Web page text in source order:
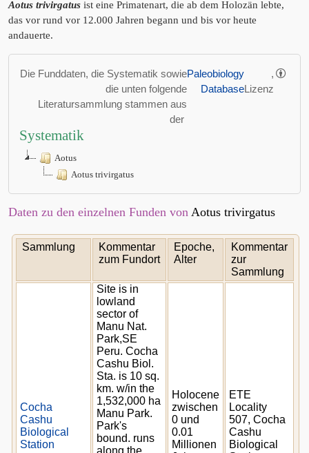
Aotus trivirgatus ist eine Primatenart, die ab dem Holozän lebte,
das vor rund vor 12.000 Jahren begann und bis vor heute
andauerte.
Die Funddaten, die Systematik sowie
die unten folgende
Literatursammlung stammen aus
der
Paleobiology
Database
,
Lizenz
Systematik
Aotus
Aotus trivirgatus
Daten zu den einzelnen Funden von Aotus trivirgatus
Sammlung
Kommentar
zum Fundort
Epoche,
Alter
Kommentar
zur
Sammlung
Cocha
Cashu
Biological
Station
Site is in
lowland
sector of
Manu Nat.
Park,SE
Peru. Cocha
Cashu Biol.
Sta. is 10 sq.
km. w/in the
1,532,000 ha
Manu Park.
Park's
bound. runs
along the
Holocene
zwischen
0 und
0.01
Millionen
ETE
Locality
507, Cocha
Cashu
Biological